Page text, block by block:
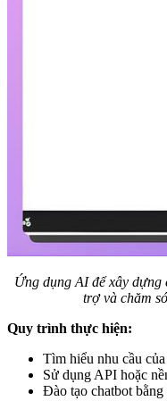
Ứng dụng AI để xây
trợ và chăm
Quy trình thực hiện:
Tìm hiểu nhu cầu
Sử dụng API hoặc
Đào tạo chatbot